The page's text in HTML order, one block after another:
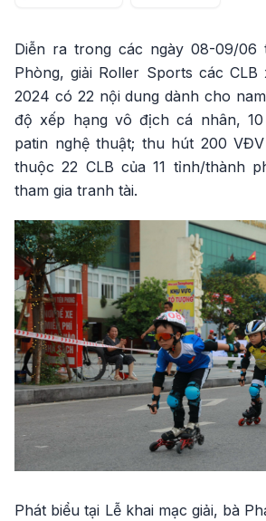
Diễn ra trong các ngày 08-09/06
Phòng, giải Roller Sports các
2024 có 22 nội dung dành cho
độ xếp hạng vô địch cá nhân,
patin nghệ thuật; thu hút 200
thuộc 22 CLB của 11 tỉnh/thành
tham gia tranh tài.
Phát biểu tại Lễ khai mạc giải, bà